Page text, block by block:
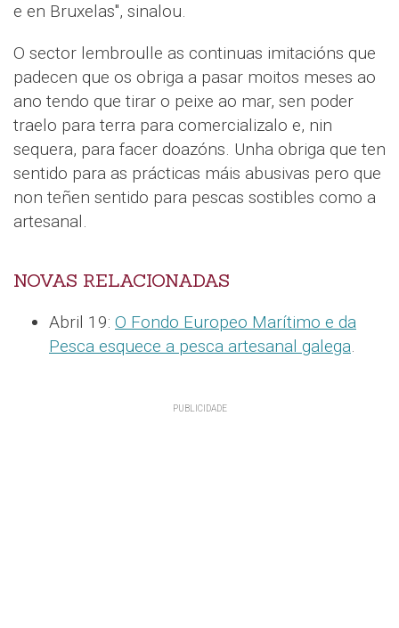
e en Bruxelas", sinalou.
O sector lembroulle as continuas imitacións que
padecen que os obriga a pasar moitos meses ao
ano tendo que tirar o peixe ao mar, sen poder
traelo para terra para comercializalo e, nin
sequera, para facer doazóns. Unha obriga que ten
sentido para as prácticas máis abusivas pero que
non teñen sentido para pescas sostibles como a
artesanal.
NOVAS RELACIONADAS
Abril 19: O Fondo Europeo Marítimo e da
Pesca esquece a pesca artesanal galega.